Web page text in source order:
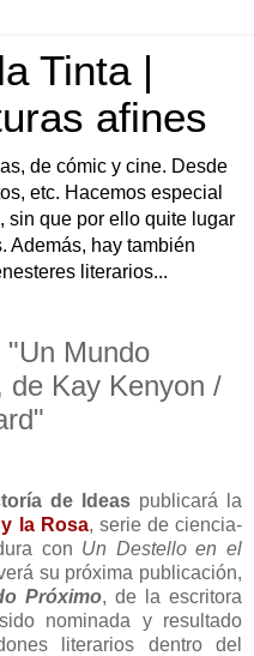
Tinta |
afines
de cómic y cine. Desde
etc. Hacemos especial
sin que por ello quite lugar
Además, hay también
literarios...
Mundo
de Kay Kenyon /
de Ideas publicará la
la Rosa, serie de ciencia-
con Un Destello en el
su próxima publicación,
Próximo, de la escritora
nominada y resultado
literarios dentro del